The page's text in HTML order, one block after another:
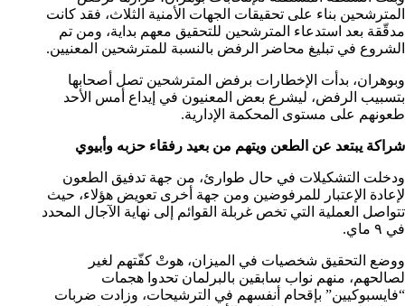
المترشحين بناء على تحقيقات الجهات الأمنية الثلاث، فقد كانت
مدقّقة بعد استدعاء المترشحين للتحقيق معهم بداية، ومن تم
الشروع في تبليغ محاضر الرفض بالنسبة للمترشحين المعنيين.
وبوهران، بدأت الإخطارات برفض المترشحين تصل أصحابها
بتسبيب الرفض، ليشرع بعض المعنيون في إيداع أمس الأحد
طعونهم على مستوى المحكمة الإدارية.
شراكة يبتعد عن الطعن ويتهم من بعيد رفقاء حزبه وأبيوي
ودخلت التشكيلات في حال طوارئ، من جهة تدفيق الطعون
لإعادة الإعتبار للمرفوضين ومن جهة أخرى تعويض هؤلاء، حيث
تتواصل العملية التي تخص غربلة القوائم إلى نهاية الآجال المحدد
في ٩ ماي.
ووضع التحقيق شخصيات في الميزان، هوتْ كفّتهم لغير
لصالحهم، منهم نواب سابقين بالبرلمان تحدوا هجمات
“فايسبوكيين” بإقحام أنفسهم في الترشيحات، وزادت ضربات